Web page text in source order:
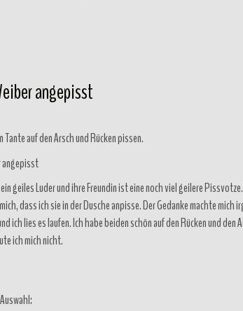
angepisst
Tante auf den Arsch und Rücken pissen.
geiles Luder und ihre Freundin ist eine noch viel geilere
dass ich sie in der Dusche anpisse. Der Gedanke machte
ich lies es laufen. Ich habe beiden schön auf den Rücken und
ich mich nicht.